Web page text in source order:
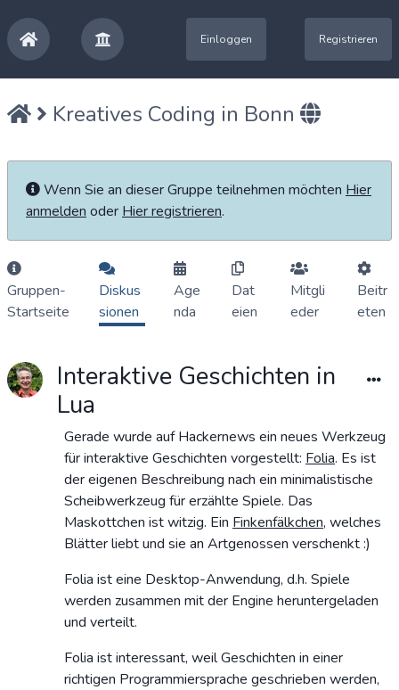
Einloggen Registrieren
Kreatives Coding in Bonn
Wenn Sie an dieser Gruppe teilnehmen möchten Hier
anmelden oder Hier registrieren.
Gruppen-
Startseite
Diskus
sionen
Age
nda
Dat
eien
Mitgli
eder
Beitr
eten
Interaktive Geschichten in
Lua
Gerade wurde auf Hackernews ein neues Werkzeug
für interaktive Geschichten vorgestellt: Folia. Es ist
der eigenen Beschreibung nach ein minimalistische
Scheibwerkzeug für erzählte Spiele. Das
Maskottchen ist witzig. Ein Finkenfälkchen, welches
Blätter liebt und sie an Artgenossen verschenkt :)
Folia ist eine Desktop-Anwendung, d.h. Spiele
werden zusammen mit der Engine heruntergeladen
und verteilt.
Folia ist interessant, weil Geschichten in einer
richtigen Programmiersprache geschrieben werden,